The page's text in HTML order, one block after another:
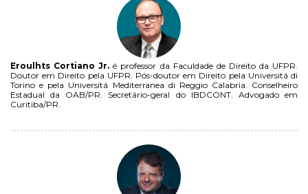
Eroulhts Cortiano Jr. é professor da Faculdade de Direito da UFPR.
Doutor em Direito pela UFPR. Pós-doutor em Direito pela Universitá di
Torino e pela Universitá Mediterranea di Reggio Calabria. Conselheiro
Estadual da OAB/PR. Secretário-geral do IBDCONT. Advogado em
Curitiba/PR.